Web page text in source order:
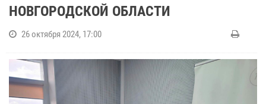
НОВГОРОДСКОЙ ОБЛАСТИ
26 октября 2024, 17:00